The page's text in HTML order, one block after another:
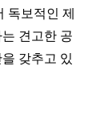
독보적인 제
견고한 공
갖추고 있